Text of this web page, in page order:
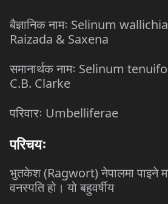
बैज्ञानिकनामः Selinum
Raizada & Saxena
समानार्थकनामः Selinum
C.B. Clarke
परिवारः Umbelliferae
परिचयः
भुतकेश(Ragwort)नेपालमापाइने
वनस्पतिहो। योबहुवर्षीय